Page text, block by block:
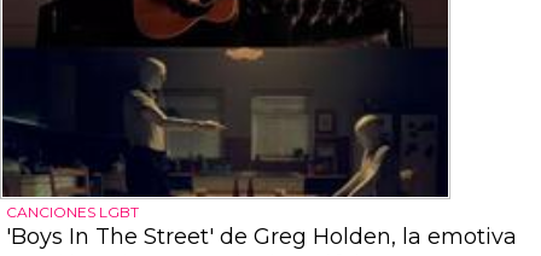
CANCIONES LGBT
'Boys In The Street' de Greg Holden, la emotiva